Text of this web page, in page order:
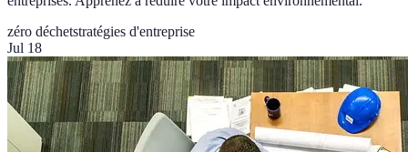
zéro déchetstratégies d'entreprise
Jul 18